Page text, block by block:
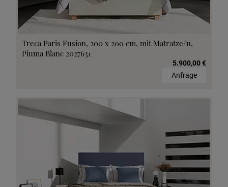
Treca Paris Fusion, 200 x 200 cm, mit Matratze/n,
Piuma Blanc 2027631
5.900,00 €
Anfrage